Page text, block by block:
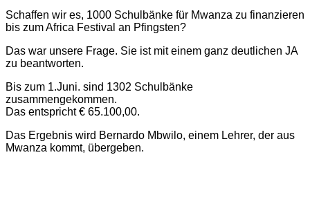
Schaffen wir es, 1000 Schulbänke für Mwanza zu finanzieren
bis zum Africa Festival an Pfingsten?
Das war unsere Frage. Sie ist mit einem ganz deutlichen JA
zu beantworten.
Bis zum 1.Juni. sind 1302 Schulbänke
zusammengekommen.
Das entspricht € 65.100,00.
Das Ergebnis wird Bernardo Mbwilo, einem Lehrer, der aus
Mwanza kommt, übergeben.